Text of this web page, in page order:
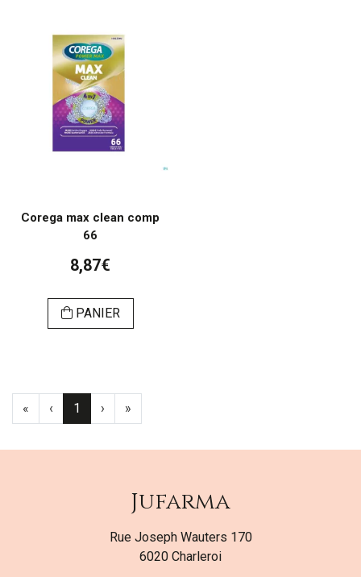
Corega max clean comp
66
8,87€
PANIER
« ‹ 1 › »
Jufarma
Rue Joseph Wauters 170
6020 Charleroi